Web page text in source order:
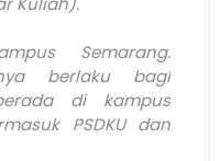
Semarang:
berlaku bagi
di kampus
PSDKU dan